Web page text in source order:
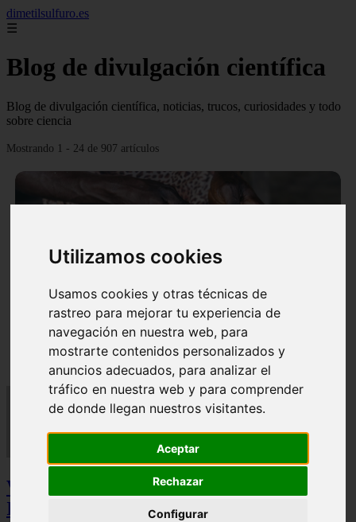
Utilizamos cookies
Usamos cookies y otras técnicas de
rastreo para mejorar tu experiencia de
navegación en nuestra web, para
mostrarte contenidos personalizados y
anuncios adecuados, para analizar el
tráfico en nuestra web y para comprender
de donde llegan nuestros visitantes.
Aceptar
Rechazar
Configurar
dimetilsulfuro.es
☰
Blog de divulgación científica
Blog de divulgación científica, noticias, trucos, curiosidades y todo
sobre ciencia
Mostrando 1 - 24 de 907 artículos
En África harán lo que parecía imposible: Utilizarán
moléculas de agua para cocinar sus alimentos
Video Advertencias desde la cúspide de la
IA: Hinton y el posible colapso social